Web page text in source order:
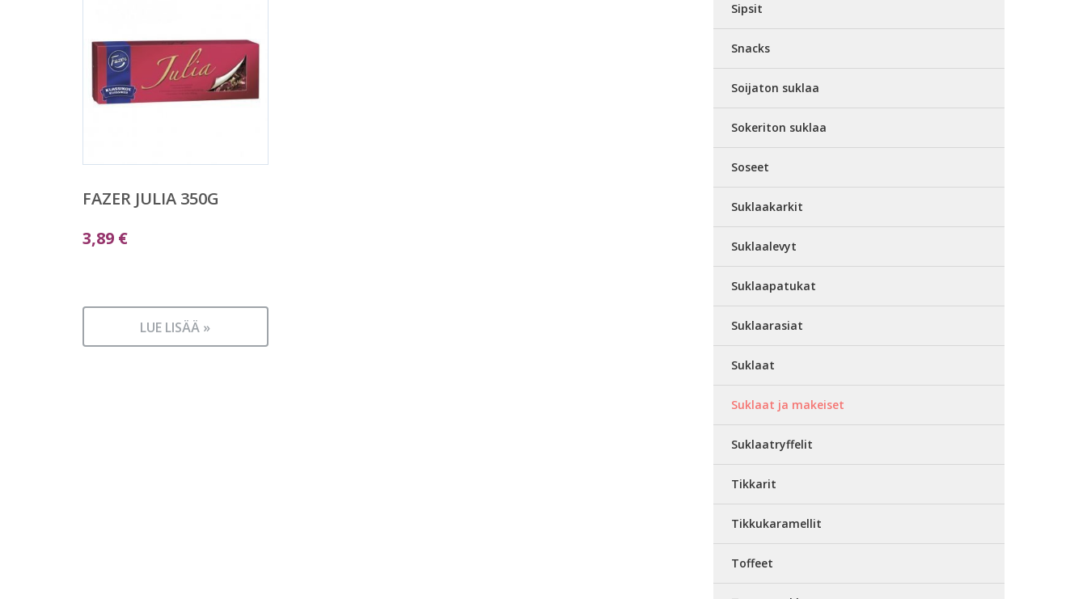
FAZER JULIA 350G
3,89 €
LUE LISÄÄ »
Sipsit
Snacks
Soijaton suklaa
Sokeriton suklaa
Soseet
Suklaakarkit
Suklaalevyt
Suklaapatukat
Suklaarasiat
Suklaat
Suklaat ja makeiset
Suklaatryffelit
Tikkarit
Tikkukaramellit
Toffeet